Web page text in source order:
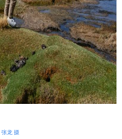
龙 摄